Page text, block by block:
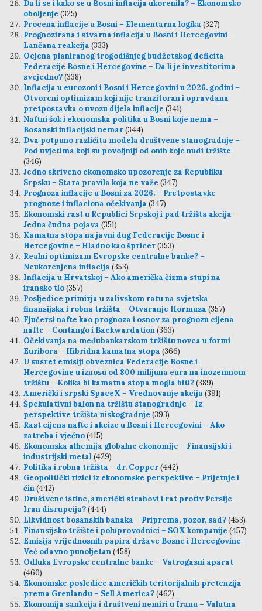
Da li se i kako se u Bosni inflacija ukorenila? – Ekonomsko
oboljenje (325)
Procena inflacije u Bosni – Elementarna logika (327)
Prognozirana i stvarna inflacija u Bosni i Hercegovini –
Lančana reakcija (333)
Ocjena planiranog trogodišnjeg budžetskog deficita
Federacije Bosne i Hercegovine – Da li je investitorima
svejedno?(338)
Inflacija u eurozoni i Bosni i Hercegovini u 2026. godini –
Otvoreni optimizam koji nije tranzitoran i opravdana
pretpostavka o uvozu dijela inflacije (341)
Naftni šok i ekonomska politika u Bosni koje nema –
Bosanski inflacijski nemar(344)
Dva potpuno različita modela društvene stanogradnje –
Pod uvjetima koji su povoljniji od onih koje nudi tržište
(346)
Jedno skriveno ekonomsko upozorenje za Republiku
Srpsku – Stara pravila koja ne važe (347)
Prognoza inflacije u Bosni za 2026. – Pretpostavke
prognoze i inflaciona očekivanja (347)
Ekonomski rast u Republici Srpskoj i pad tržišta akcija –
Jedna čudna pojava (351)
Kamatna stopa na javni dug Federacije Bosne i
Hercegovine – Hladno kao špricer(353)
Realni optimizam Evropske centralne banke? –
Neukorenjena inflacija (353)
Inflacija u Hrvatskoj – Ako američka čizma stupi na
iransko tlo(357)
Posljedice primirja u zalivskom ratu na svjetska
finansijska i robna tržišta – Otvaranje Hormuza (357)
Fjučersi nafte kao prognoza i osnov za prognozu cijena
nafte – Contango i Backwardation(363)
Očekivanja na međubankarskom tržištu novca u formi
Euribora – Hibridna kamatna stopa (366)
U susret emisiji obveznica Federacije Bosne i
Hercegovine u iznosu od 800 milijuna eura na inozemnom
tržištu – Kolika bi kamatna stopa mogla biti?(389)
Američki i srpski SpaceX – Vrednovanje akcija (391)
Špekulativni balon na tržištu stanogradnje – Iz
perspektive tržišta niskogradnje (393)
Rast cijena nafte i akcize u Bosni i Hercegovini – Ako
zatreba i vječno(415)
Ekonomska alhemija globalne ekonomije – Finansijski i
industrijski metal(429)
Politika i robna tržišta – dr. Copper(442)
Geopolitički rizici iz ekonomske perspektive – Prijetnje i
čin(442)
Društvene istine, američki strahovi i rat protiv Persije –
Iran disrupcija?(444)
Likvidnost bosanskih banaka – Priprema, pozor, sad?(453)
Finansijsko tržište i poluprovodnici – SOX kompanije (457)
Emisija vrijednosnih papira države Bosne i Hercegovine –
Već odavno punoljetan(458)
Odluka Evropske centralne banke – Vatrogasni aparat
(460)
Ekonomske posledice američkih teritorijalnih pretenzija
prema Grenlandu – Sell America?(462)
Ekonomija sankcija i društveni nemiri u Iranu – Valutna